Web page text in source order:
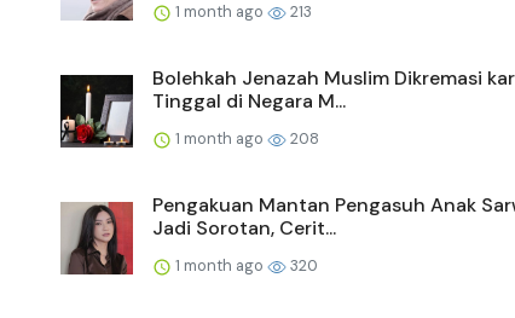
1 month ago 213
Bolehkah Jenazah Muslim Dikremasi
Tinggal di Negara M...
1 month ago 208
Pengakuan Mantan Pengasuh Anak
Jadi Sorotan, Cerit...
1 month ago 320